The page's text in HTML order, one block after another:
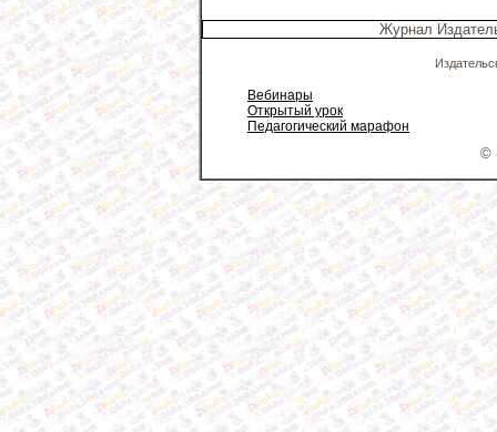
Журнал
Вебинары
Открытый урок
Педагогический марафон
©